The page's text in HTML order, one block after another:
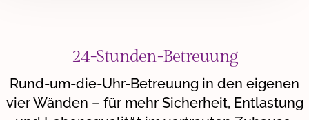
24-Stunden-Betreuung
Rund-um-die-Uhr-Betreuung in den eigenen
vier Wänden – für mehr Sicherheit, Entlastung